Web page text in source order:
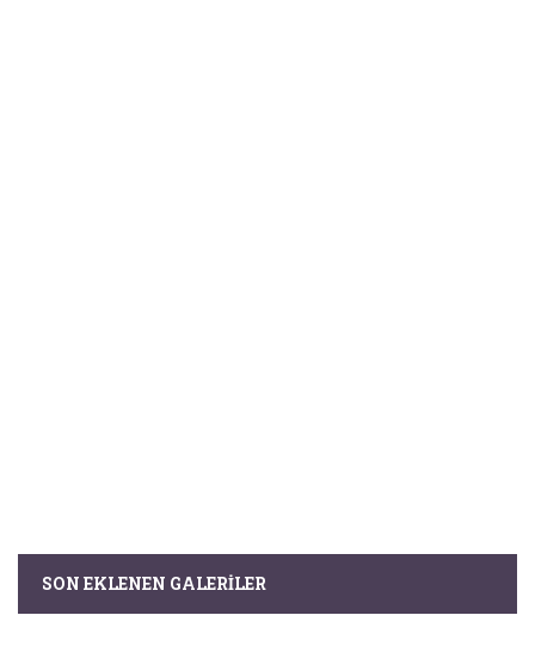
SON EKLENEN GALERILER